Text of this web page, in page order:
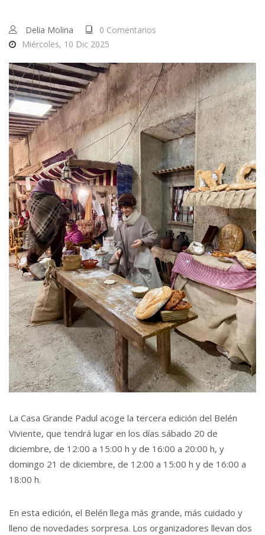
Delia Molina
0 Comentarios
Miércoles, 10 Dic 2025
La Casa Grande Padul acoge la tercera edición del Belén
Viviente, que tendrá lugar en los días sábado 20 de
diciembre, de 12:00 a 15:00 h y de 16:00 a 20:00 h, y
domingo 21 de diciembre, de 12:00 a 15:00 h y de 16:00 a
18:00 h.
En esta edición, el Belén llega más grande, más cuidado y
lleno de novedades sorpresa. Los organizadores llevan dos